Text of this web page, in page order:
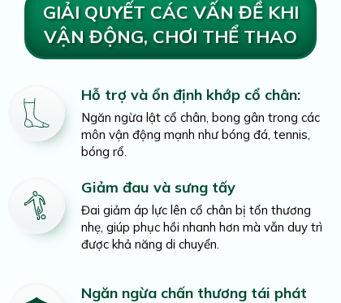
GIẢI QUYẾT CÁC VẤN ĐỀ KHI
VẬN ĐỘNG, CHƠI THỂ THAO
Hỗ trợ và ổn định khớp cổ chân:
Ngăn ngừa lật cổ chân, bong gân trong các
môn vận động mạnh như bóng đá, tennis,
bóng rổ.
Giảm đau và sưng tấy
Đai giảm áp lực lên cổ chân bị tổn thương
nhẹ, giúp phục hồi nhanh hơn mà vẫn duy trì
được khả năng di chuyển.
Ngăn ngừa chấn thương tái phát